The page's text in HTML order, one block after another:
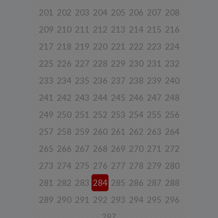
201 202 203 204 205 206 207 208
209 210 211 212 213 214 215 216
217 218 219 220 221 222 223 224
225 226 227 228 229 230 231 232
233 234 235 236 237 238 239 240
241 242 243 244 245 246 247 248
249 250 251 252 253 254 255 256
257 258 259 260 261 262 263 264
265 266 267 268 269 270 271 272
273 274 275 276 277 278 279 280
281 282 283 284 285 286 287 288
289 290 291 292 293 294 295 296
korzystania z naszych usług (wraz ze zautomatyzowaną analizą
założenia konta lub korzystania z usługi newslettera, tj. imię,
nazwisko, adres e-mail.
4. Cel i podstawa przetwarzania danych
Twoje dane będą przetwarzane do celu:
a) realizacji usługi w oparciu o regulamin korzystania z serwisu, jeśli
użytkownik zarejestruje swoje konto lub skorzysta z usługi
także wykrywania nadużyć oraz pomiarów statystycznych i
uzasadnionego interesu (podstawa z art. 6 ust. 1 lit. f RODO),
roszczeniami będącego realizacją naszego prawnie uzasadnionego
w tym interesu (podstawa z art. 6 ust. 1 lit. f RODO).
5. Wymóg podania danych
Podanie danych w celu realizacji usług jest niezbędne do